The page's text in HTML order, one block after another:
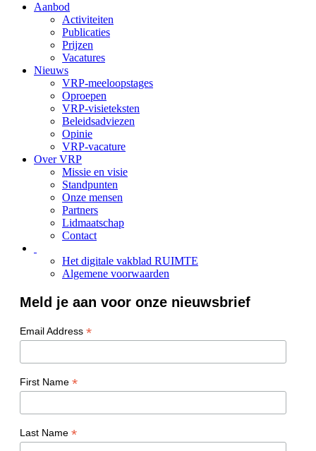
Aanbod
Activiteiten
Publicaties
Prijzen
Vacatures
Nieuws
VRP-meeloopstages
Oproepen
VRP-visieteksten
Beleidsadviezen
Opinie
VRP-vacature
Over VRP
Missie en visie
Standpunten
Onze mensen
Partners
Lidmaatschap
Contact
Het digitale vakblad RUIMTE
Algemene voorwaarden
Meld je aan voor onze nieuwsbrief
Email Address *
First Name *
Last Name *